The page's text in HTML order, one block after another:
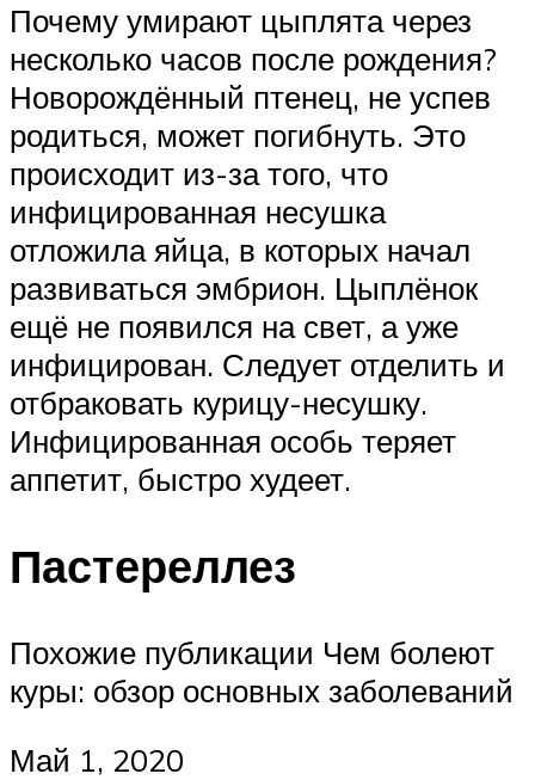
Почему умирают цыплята через
несколько часов после рождения?
Новорождённый птенец, не успев
родиться, может погибнуть. Это
происходит из-за того, что
инфицированная несушка
отложила яйца, в которых начал
развиваться эмбрион. Цыплёнок
ещё не появился на свет, а уже
инфицирован. Следует отделить и
отбраковать курицу-несушку.
Инфицированная особь теряет
аппетит, быстро худеет.
Пастереллез
Похожие публикации Чем болеют
куры: обзор основных заболеваний
Май 1, 2020